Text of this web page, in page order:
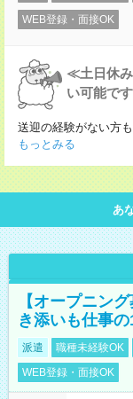
WEB登録・面接OK
≪土日休
い可能です
送迎の経験がない方
もっとみる
あ
【オープニン
き添いも仕事
派遣 職種未経験OK
WEB登録・面接OK